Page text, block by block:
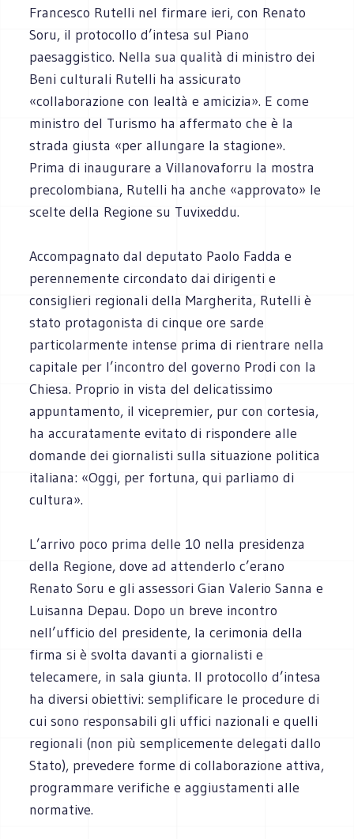
Francesco Rutelli nel firmare ieri, con Renato
Soru, il protocollo d’intesa sul Piano
paesaggistico. Nella sua qualità di ministro dei
Beni culturali Rutelli ha assicurato
«collaborazione con lealtà e amicizia». E come
ministro del Turismo ha affermato che è la
strada giusta «per allungare la stagione».
Prima di inaugurare a Villanovaforru la mostra
precolombiana, Rutelli ha anche «approvato» le
scelte della Regione su Tuvixeddu.
Accompagnato dal deputato Paolo Fadda e
perennemente circondato dai dirigenti e
consiglieri regionali della Margherita, Rutelli è
stato protagonista di cinque ore sarde
particolarmente intense prima di rientrare nella
capitale per l’incontro del governo Prodi con la
Chiesa. Proprio in vista del delicatissimo
appuntamento, il vicepremier, pur con cortesia,
ha accuratamente evitato di rispondere alle
domande dei giornalisti sulla situazione politica
italiana: «Oggi, per fortuna, qui parliamo di
cultura».
L’arrivo poco prima delle 10 nella presidenza
della Regione, dove ad attenderlo c’erano
Renato Soru e gli assessori Gian Valerio Sanna e
Luisanna Depau. Dopo un breve incontro
nell’ufficio del presidente, la cerimonia della
firma si è svolta davanti a giornalisti e
telecamere, in sala giunta. Il protocollo d’intesa
ha diversi obiettivi: semplificare le procedure di
cui sono responsabili gli uffici nazionali e quelli
regionali (non più semplicemente delegati dallo
Stato), prevedere forme di collaborazione attiva,
programmare verifiche e aggiustamenti alle
normative.